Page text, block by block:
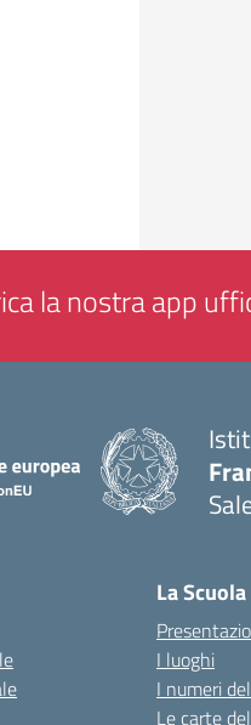
la nostra app
La Scuola
I luoghi
I numeri
Le carte